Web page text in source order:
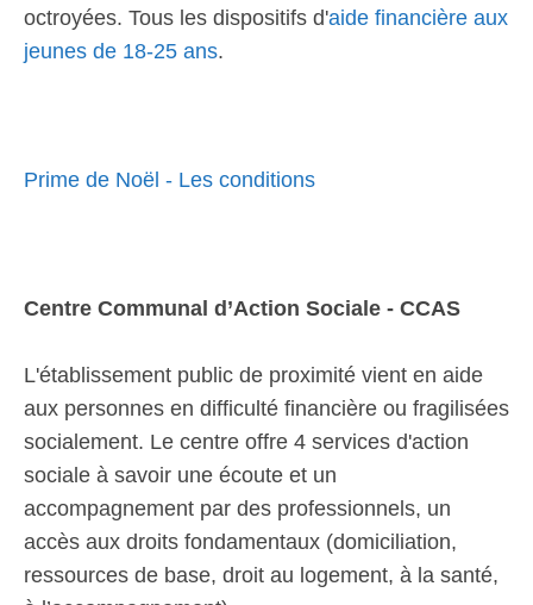
octroyées. Tous les dispositifs d'aide financière aux
jeunes de 18-25 ans.
Prime de Noël - Les conditions
Centre Communal d’Action Sociale - CCAS
L'établissement public de proximité vient en aide
aux personnes en difficulté financière ou fragilisées
socialement. Le centre offre 4 services d'action
sociale à savoir une écoute et un
accompagnement par des professionnels, un
accès aux droits fondamentaux (domiciliation,
ressources de base, droit au logement, à la santé,